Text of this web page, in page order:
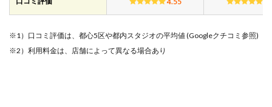
ヨガ
スタ
のよ
くあ
※1）口コミ評価は、都心5区や都内スタジオの平均値 (Googleクチコミ参照)
※2）利用料金は、店舗によって異なる場合あり